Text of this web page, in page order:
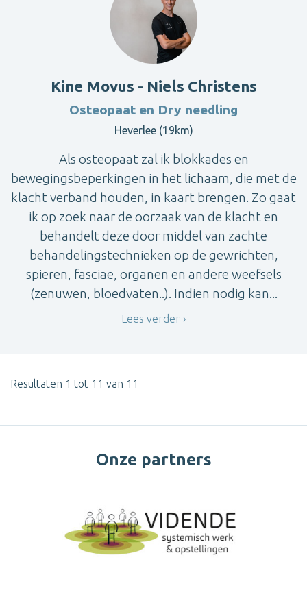
Kine Movus - Niels Christens
Osteopaat en Dry needling
Heverlee (19km)
Als osteopaat zal ik blokkades en
bewegingsbeperkingen in het lichaam, die met de
klacht verband houden, in kaart brengen. Zo gaat
ik op zoek naar de oorzaak van de klacht en
behandelt deze door middel van zachte
behandelingstechnieken op de gewrichten,
spieren, fasciae, organen en andere weefsels
(zenuwen, bloedvaten..). Indien nodig kan...
Lees verder
Resultaten 1 tot 11 van 11
Onze partners